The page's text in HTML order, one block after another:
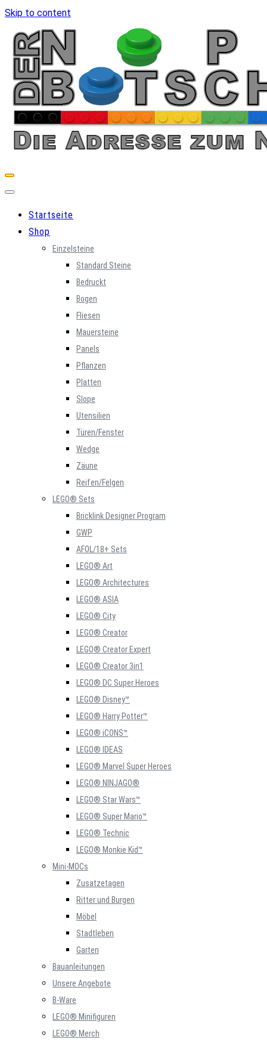
Skip to content
Startseite
Shop
Einzelsteine
Standard Steine
Bedruckt
Bogen
Fliesen
Mauersteine
Panels
Pflanzen
Platten
Slope
Utensilien
Türen/Fenster
Wedge
Zäune
Reifen/Felgen
LEGO® Sets
Bricklink Designer Program
GWP
AFOL/18+ Sets
LEGO® Art
LEGO® Architectures
LEGO® ASIA
LEGO® City
LEGO® Creator
LEGO® Creator Expert
LEGO® Creator 3in1
LEGO® DC Super Heroes
LEGO® Disney™
LEGO® Harry Potter™
LEGO® iCONS™
LEGO® IDEAS
LEGO® Marvel Super Heroes
LEGO® NINJAGO®
LEGO® Star Wars™
LEGO® Super Mario™
LEGO® Technic
LEGO® Monkie Kid™
Mini-MOCs
Zusatzetagen
Ritter und Burgen
Möbel
Stadtleben
Garten
Bauanleitungen
Unsere Angebote
B-Ware
LEGO® Minifiguren
LEGO® Merch